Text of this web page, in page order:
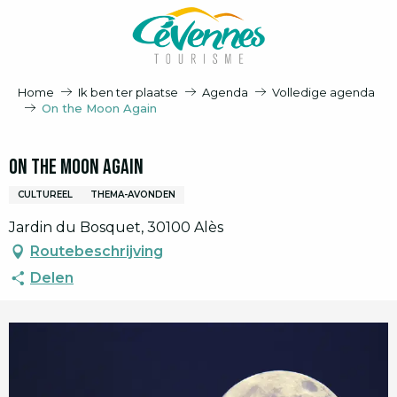
Home Ik ben ter plaatse Agenda
Volledige agenda
On the Moon Again
On the Moon Again
CULTUREEL THEMA-AVONDEN
Jardin du Bosquet, 30100 Alès
Routebeschrijving
Delen